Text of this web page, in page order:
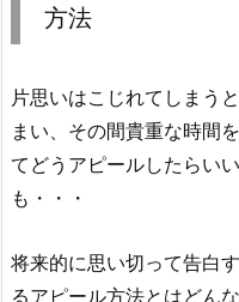
方法
片思いはこじれてしまう
まい、その間貴重な時間
てどうアピールしたらい
も・・・
将来的に思い切って告白
るアピール方法とはどん